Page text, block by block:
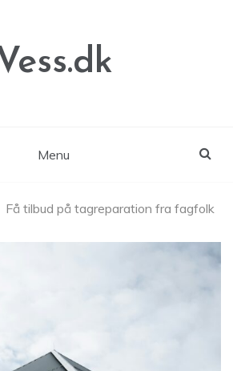
Menu
Få tilbud på tagreparation fra fagfolk